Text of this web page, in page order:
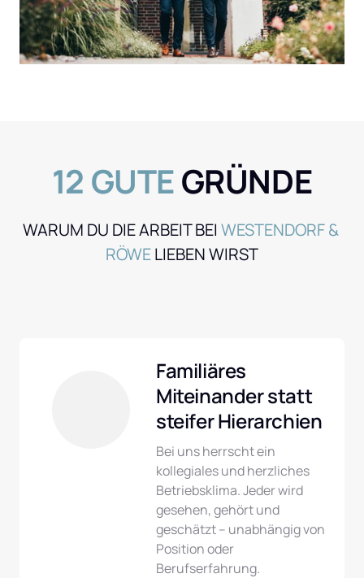
12 GUTE GRÜNDE
WARUM DU DIE ARBEIT BEI WESTENDORF
&
RÖWE LIEBEN WIRST
Familiäres
Miteinander statt
steifer Hierarchien
Bei uns herrscht ein
kollegiales und herzliches
Betriebsklima. Jeder wird
gesehen, gehört und
geschätzt – unabhängig von
Position oder
Berufserfahrung.